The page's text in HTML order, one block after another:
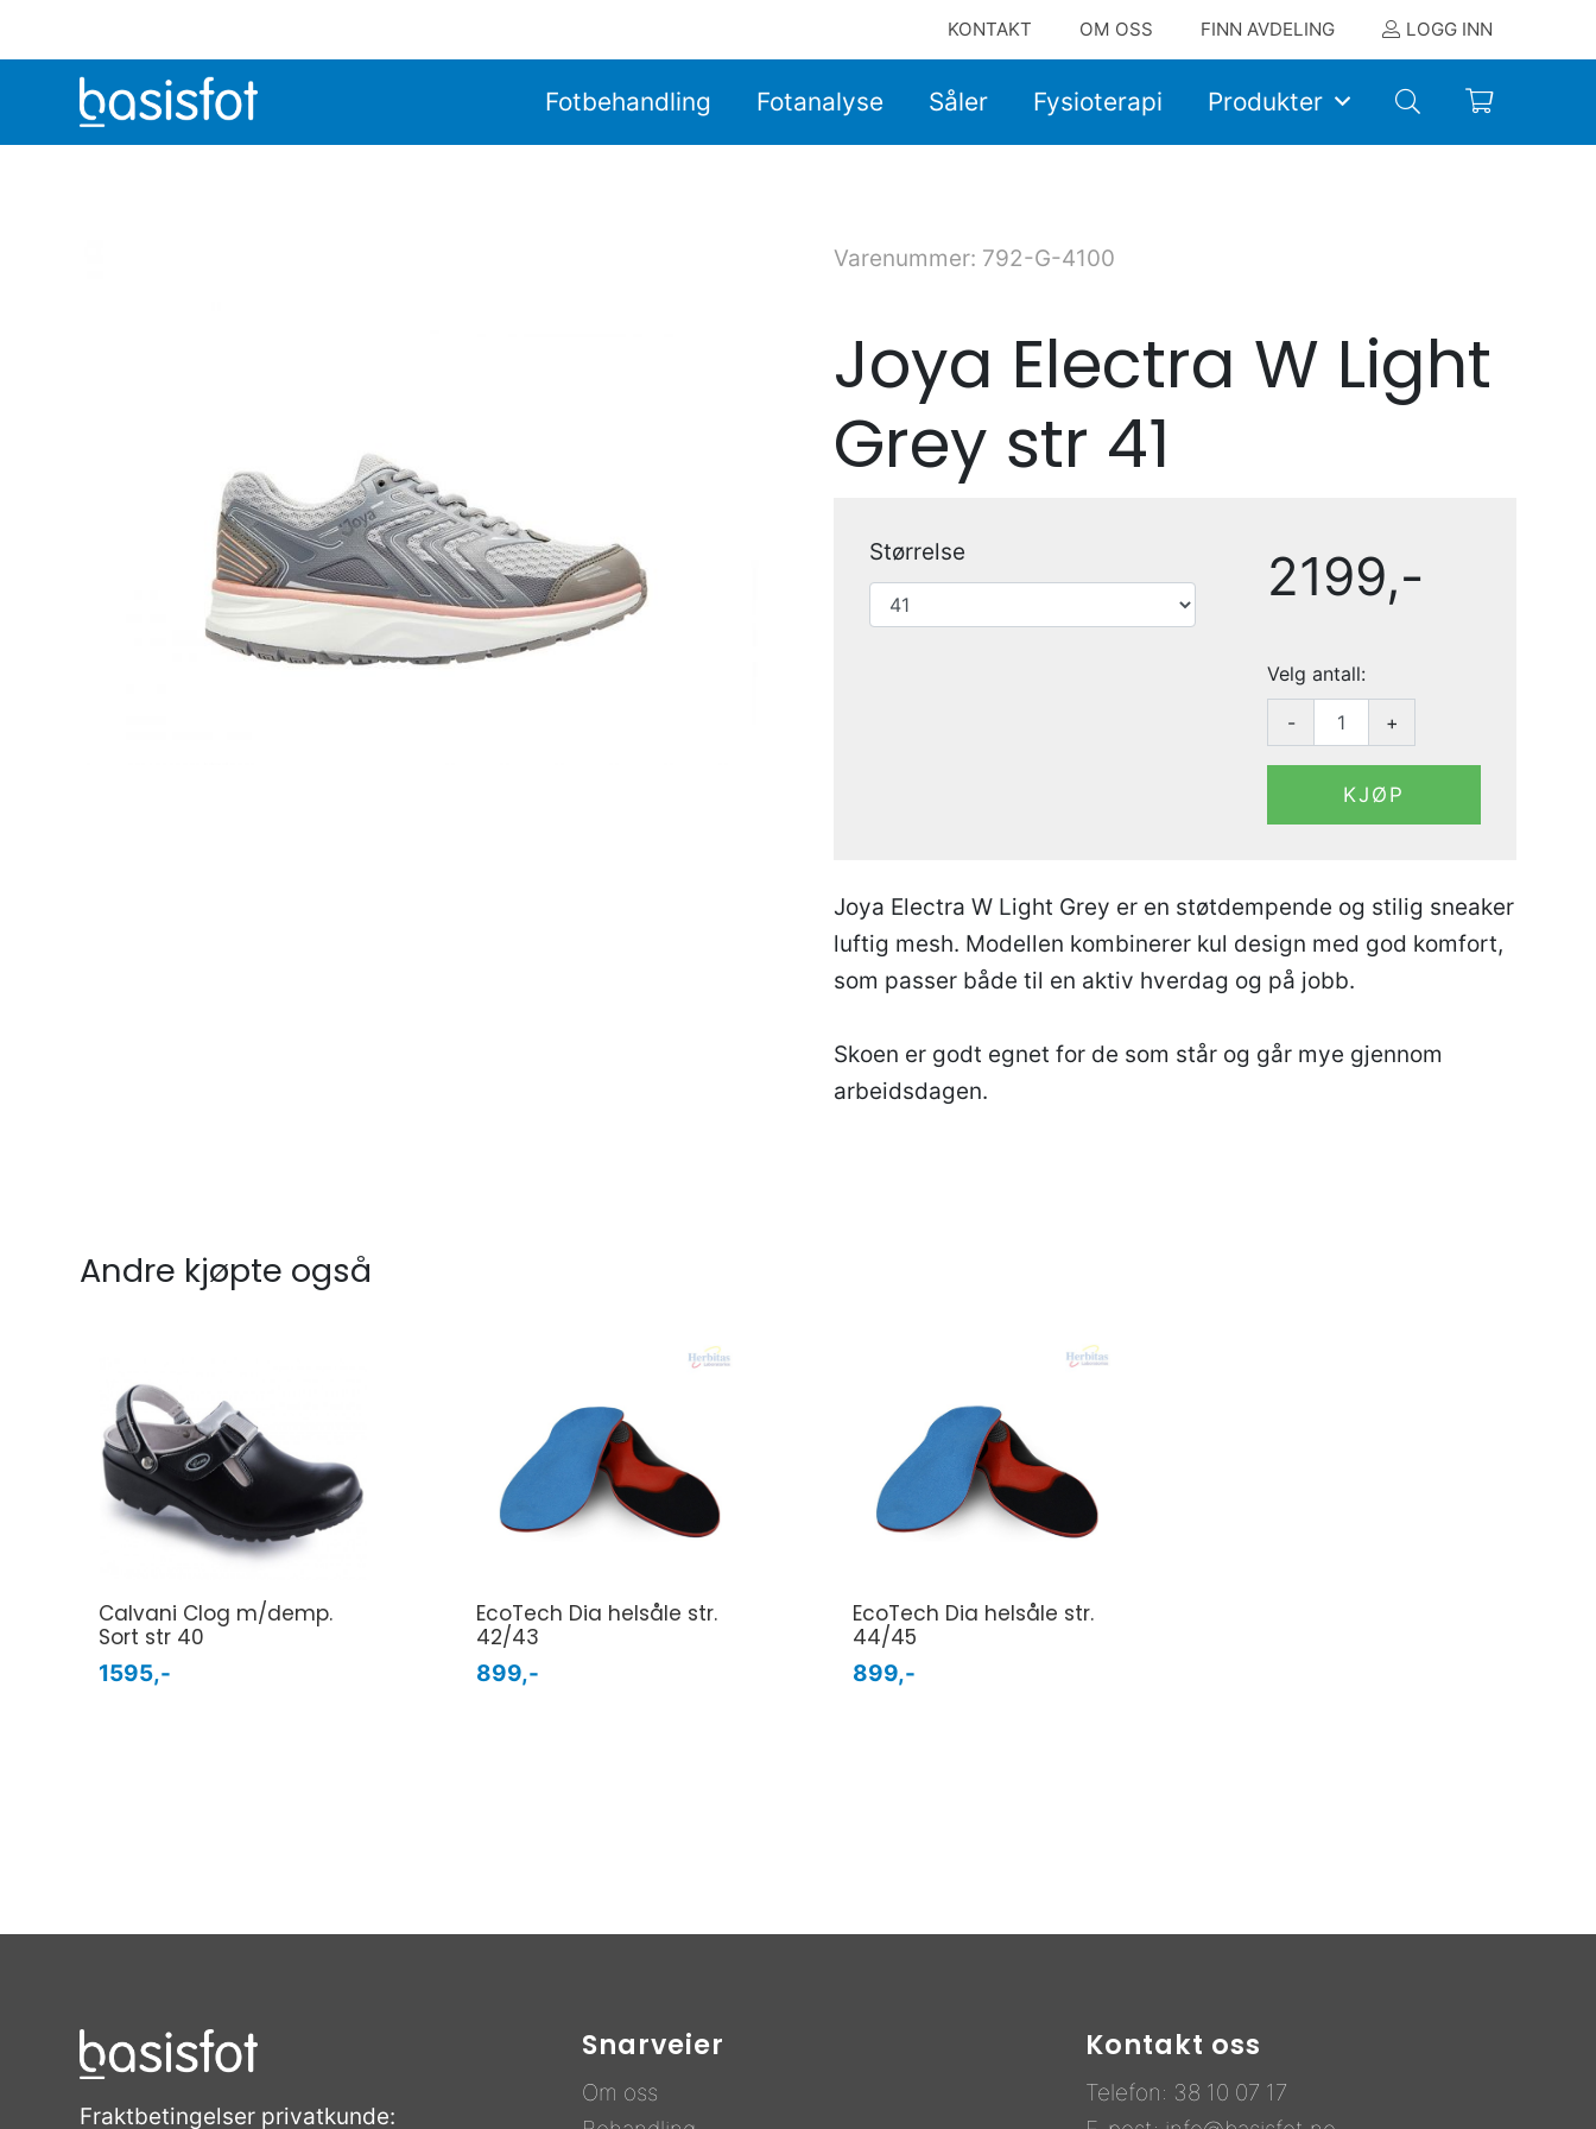
KONTAKT OM OSS FINN AVDELING LOGG INN
Fotbehandling Fotanalyse Såler Fysioterapi Produkter
Varenummer: 792-G-4100
Joya Electra W Light
Grey str 41
Størrelse 2199,-
Velg antall:
- +
KJØP
Joya Electra W Light Grey er en støtdempende og stilig sneaker
luftig mesh. Modellen kombinerer kul design med god komfort,
som passer både til en aktiv hverdag og på jobb.
Skoen er godt egnet for de som står og går mye gjennom
arbeidsdagen.
Andre kjøpte også
Calvani Clog m/demp.
Sort str 40
1595,-
EcoTech Dia helsåle str.
42/43
899,-
EcoTech Dia helsåle str.
44/45
899,-
Fraktbetingelser privatkunde:
Snarveier
Om oss
Kontakt oss
Telefon: 38 10 07 17